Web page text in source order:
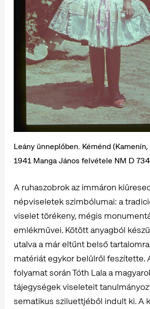
Leány ünneplőben. Kéménd (Kamenín,
1941 Manga János felvétele NM D 734
A ruhaszobrok az immáron
népviseletek szimbólumai: a
viselet törékeny, mégis
emlékművei. Kötött anyagból
utalva a már eltűnt belső
matériát egykor belülről feszítette.
folyamat során Tóth Lala a
tájegységek viseleteit
sematikus sziluettjéből indult ki. A